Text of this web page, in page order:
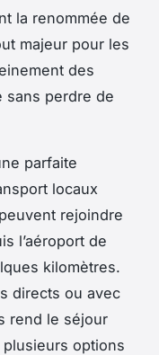
la renommée de
majeur pour les
des
sans perdre de
parfaite
locaux
rejoindre
l’aéroport de
kilomètres.
directs ou avec
rend le séjour
options